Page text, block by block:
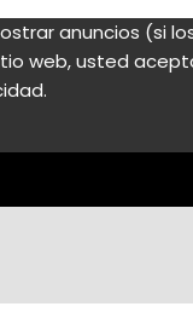
anuncios (si
web, usted